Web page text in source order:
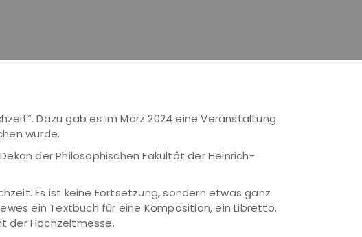
Dazu gab es im März 2024 eine Veranstaltung
wurde.
der Philosophischen Fakultät der Heinrich-
Es ist keine Fortsetzung, sondern etwas ganz
ein Textbuch für eine Komposition, ein Libretto.
der Hochzeitmesse.